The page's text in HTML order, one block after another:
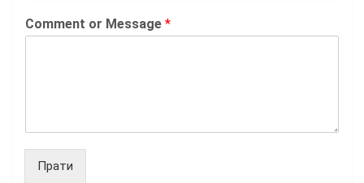
Comment or Message *
Прати